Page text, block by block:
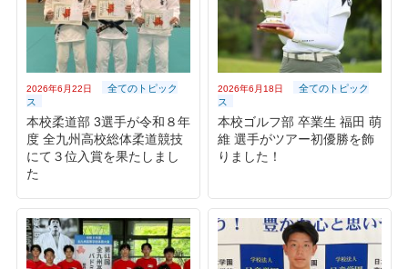
2026年6月22日
全てのトピック
ス
本校柔道部 3選手が令和８年
度 全九州高校総体柔道競技
にて３位入賞を果たしまし
た
2026年6月18日
全てのトピック
ス
本校ゴルフ部 卒業生 福田 萌
維 選手がツアー初優勝を飾
りました！